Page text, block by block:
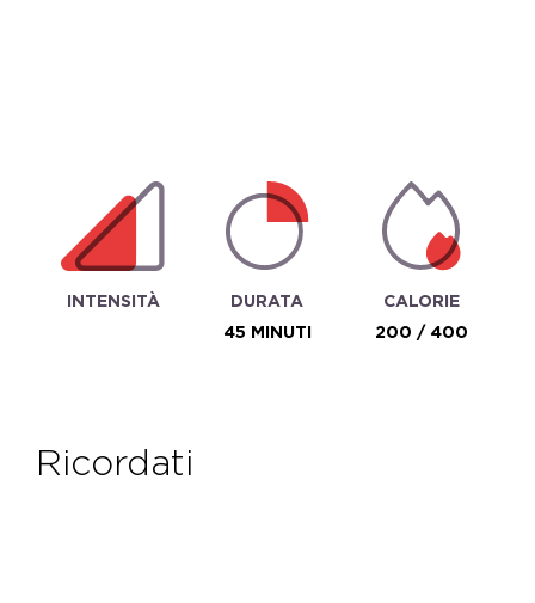
INTENSITÀ
DURATA
45 MINUTI
CALORIE
200 / 400
ricordati